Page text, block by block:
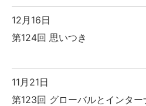
12月16日
第124回 思いつき
11月21日
第123回 グローバルとインター